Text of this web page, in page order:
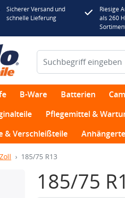
Sicherer Versand und
schnelle Lieferung
Riesige
als 260
B-Ware Batterien
Pflegemittel &
& Verschleißteile
185/75 R13
185/75